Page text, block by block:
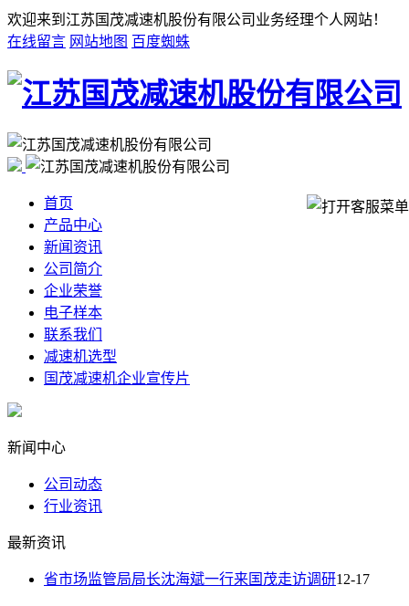
欢迎来到江苏国茂减速机股份有限公司业务经理个人网站！
在线留言 网站地图 百度蜘蛛
首页
产品中心
新闻资讯
公司简介
企业荣誉
电子样本
联系我们
减速机选型
国茂减速机企业宣传片
新闻中心
公司动态
行业资讯
最新资讯
省市场监管局局长沈海斌一行来国茂走访调研12-17